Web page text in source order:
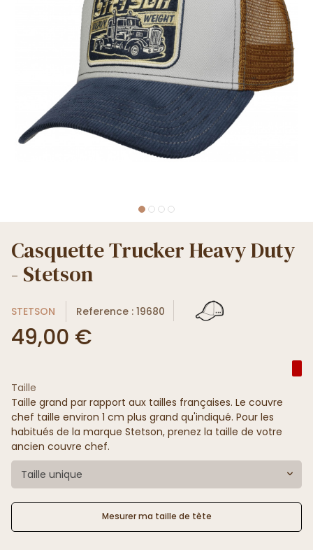
Casquette Trucker Heavy Duty
- Stetson
STETSON Reference : 19680
49,00 €
Taille
Taille grand par rapport aux tailles françaises. Le couvre
chef taille environ 1 cm plus grand qu'indiqué. Pour les
habitués de la marque Stetson, prenez la taille de votre
ancien couvre chef.
Taille unique
Mesurer ma taille de tête